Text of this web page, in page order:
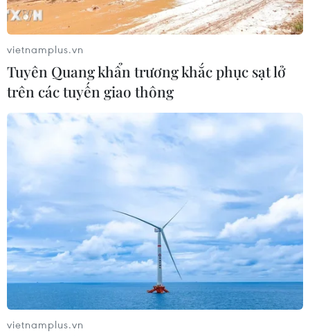
vietnamplus.vn
Tuyên Quang khẩn trương khắc phục sạt lở
trên các tuyến giao thông
vietnamplus.vn